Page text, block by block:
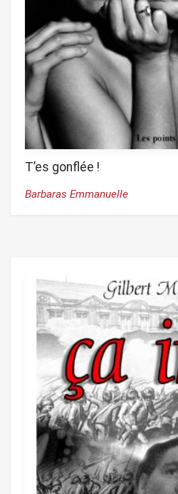
T’es gonflée !
Barbaras Emmanuelle